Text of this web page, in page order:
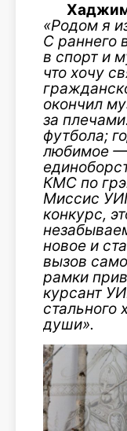
«Родом я
С раннего
в спорт и
что хочу
окончил
за
футбола;
любимое
КМС по
Миссис
конкурс,
новое и
вызов
рамки
курсант
стального
души».